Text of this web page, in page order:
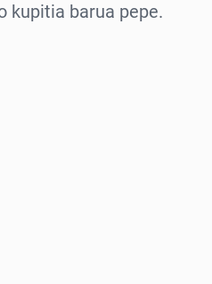
kupitia barua pepe.